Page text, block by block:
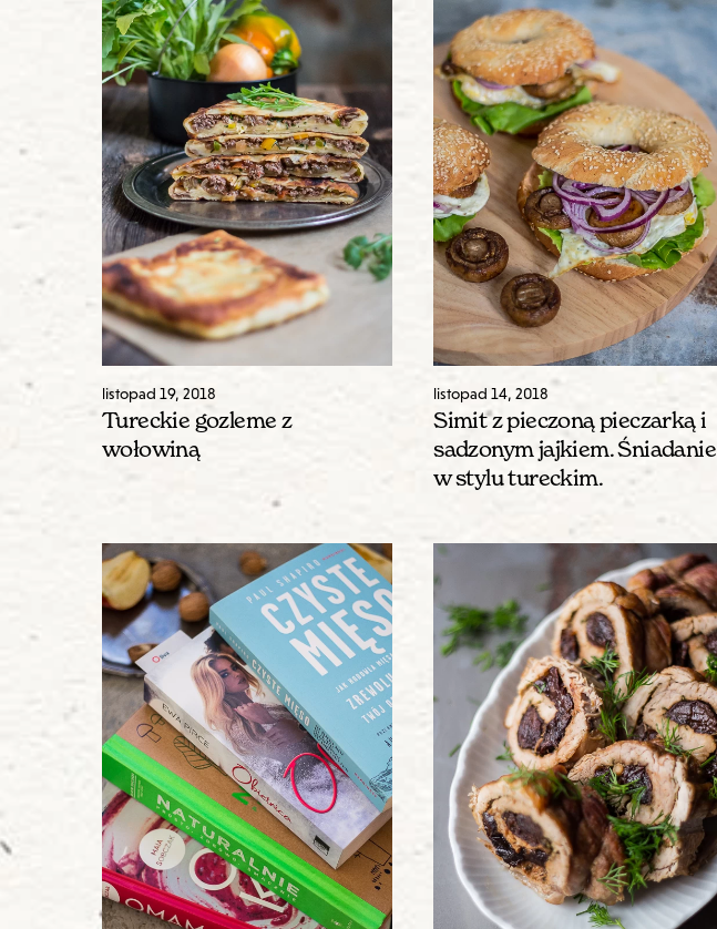
listopad 19, 2018
Tureckie gozleme z
wołowiną
listopad 14,2018
Simit z pieczoną pieczarką i
sadzonym jajkiem. Śniadanie
w stylu tureckim.